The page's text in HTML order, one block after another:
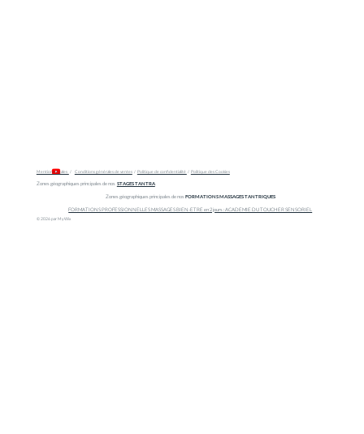
Mentions légales / Conditions générales de ventes/ Politique de confidentialité / Politique des Cookies
Zones géographiques principales de nos STAGES TANTRA
Zones géographiques principales de nos FORMATIONS MASSAGES TANTRIQUES
FORMATIONS PROFESSIONNELLES MASSAGES BIEN-ETRE en 2 jours : ACADEMIE DU TOUCHER SENSORIEL
© 2026 par My Wix